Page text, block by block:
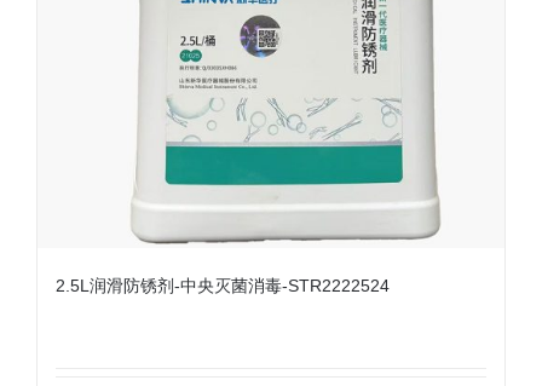
2.5L润滑防锈剂-中央灭菌消毒-STR2222524